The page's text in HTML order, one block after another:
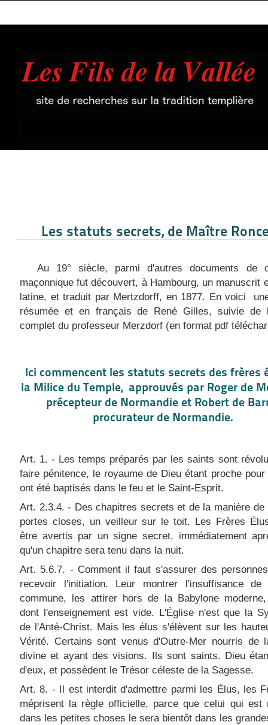
Les statuts secrets, de Maître
Au 19° siècle, parmi d'autres documents de
maçonnique fut découvert, à Hambourg, un manuscrit
latine, et traduit par Mertzdorff, en 1877. En voici
résumée et en français de René Gilles, suivie de
complet du professeur Merzdorf (en format pdf
Ici commencent les statuts secrets des frères
la Milice du Temple, approuvés par Roger de
précepteur de Normandie et Robert de
procurateur de Normandie.
Art. 1. - Les temps préparés par les saints sont
faire pénitence, le royaume de Dieu étant proche
ont été baptisés dans le feu et le Saint-Esprit.
Art. 2.3.4. - Des chapitres secrets et de la manière de
portes closes, un veilleur sur le toit. Les Frères
être avertis par un signe secret, immédiatement
qu'un chapitre sera tenu dans la nuit.
Art. 5.6.7. - Comment il faut s'assurer des
recevoir l'initiation. Leur montrer l'insuffisance
commune, les attirer hors de la Babylone
dont l'enseignement est vide. L'Église n'est que la
de l'Anté-Christ. Mais les élus s'élèvent sur les
Vérité. Certains sont venus d'Outre-Mer nourris de
divine et ayant des visions. Ils sont saints. Dieu
d'eux, et possèdent le Trésor céleste de la Sagesse.
Art. 8. - Il est interdit d'admettre parmi les Élus, les
méprisent la règle officielle, parce que celui qui est
dans les petites choses le sera bientôt dans les